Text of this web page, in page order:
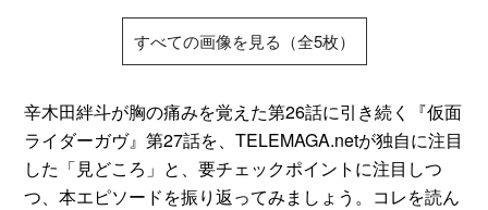
すべての画像を見る（全5枚）
辛木田絆斗が胸の痛みを覚えた第26話に引き続く『仮面
ライダーガヴ』第27話を、TELEMAGA.netが独自に注目
した「見どころ」と、要チェックポイントに注目しつ
つ、本エピソードを振り返ってみましょう。コレを読ん